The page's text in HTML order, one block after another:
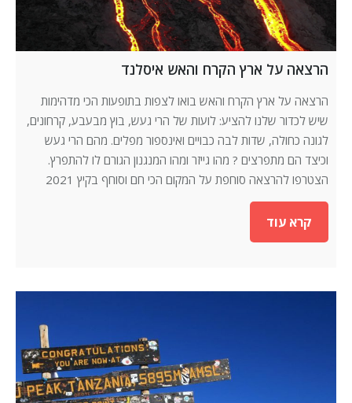
הרצאה על ארץ הקרח והאש איסלנד
הרצאה על ארץ הקרח והאש בואו לצפות בתופעות הכי מדהימות
שיש לכדור שלנו להציע: לועות של הרי געש, בוץ מבעבע, קרחונים,
לגונה כחולה, שדות לבה כבויים ואינספור מפלים. מהם הרי געש
וכיצד הם מתפרצים ? מהו גייזר ומהו המנגנון הגורם לו להתפרץ.
הצטרפו להרצאה סוחפת על המקום הכי חם וסוחף בקיץ 2021
קרא עוד